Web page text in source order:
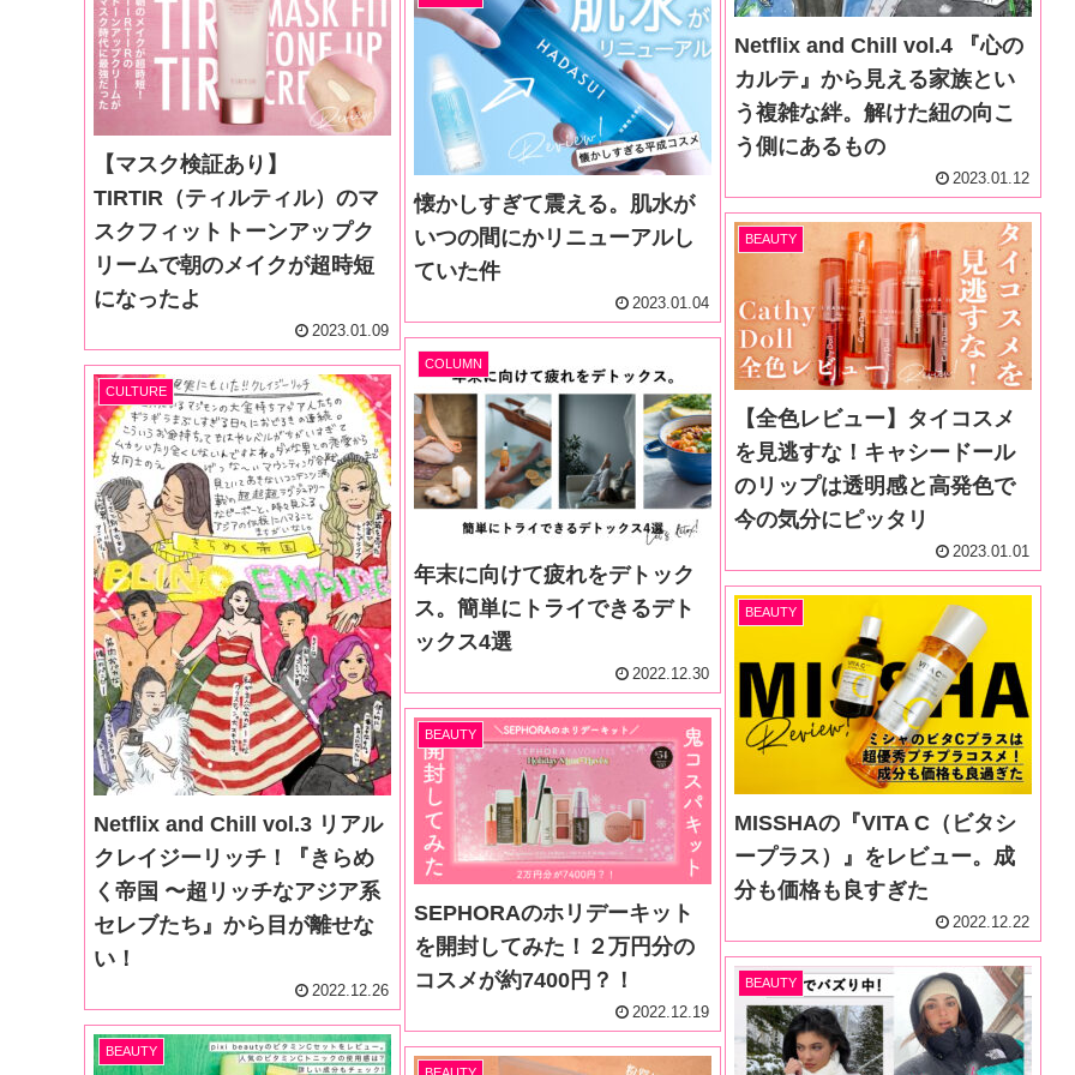
Netflix and Chill vol.4 『心の
カルテ』から見える家族とい
う複雑な絆。解けた紐の向こ
う側にあるもの
2023.01.12
【マスク検証あり】
TIRTIR（ティルティル）のマ
スクフィットトーンアップク
リームで朝のメイクが超時短
になったよ
2023.01.09
懐かしすぎて震える。肌水が
いつの間にかリニューアルし
ていた件
2023.01.04
BEAUTY
【全色レビュー】タイコスメ
を見逃すな！キャシードール
のリップは透明感と高発色で
今の気分にピッタリ
2023.01.01
COLUMN
年末に向けて疲れをデトック
ス。簡単にトライできるデト
ックス4選
2022.12.30
CULTURE
Netflix and Chill vol.3 リアル
クレイジーリッチ！『きらめ
く帝国 〜超リッチなアジア系
セレブたち』から目が離せな
い！
2022.12.26
BEAUTY
MISSHAの『VITA C（ビタシ
ープラス）』をレビュー。成
分も価格も良すぎた
2022.12.22
BEAUTY
SEPHORAのホリデーキット
を開封してみた！２万円分の
コスメが約7400円？！
2022.12.19
BEAUTY
BEAUTY